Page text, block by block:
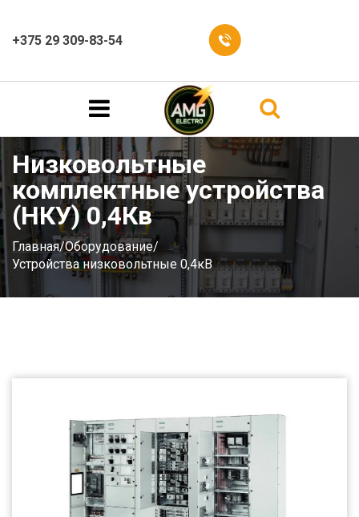
+375 29 309-83-54
Низковольтные
комплектные устройства
(НКУ) 0,4Кв
Главная/Оборудование/
Устройства низковольтные 0,4кВ